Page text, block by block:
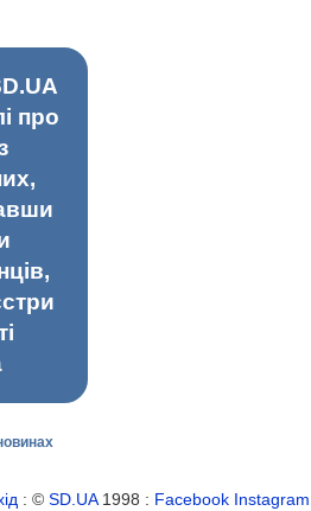
про
: ©SD.UA1998 : Facebook Instagram